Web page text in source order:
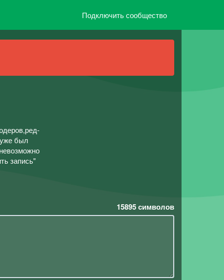
Подключить сообщество
был
запись"
15895символов